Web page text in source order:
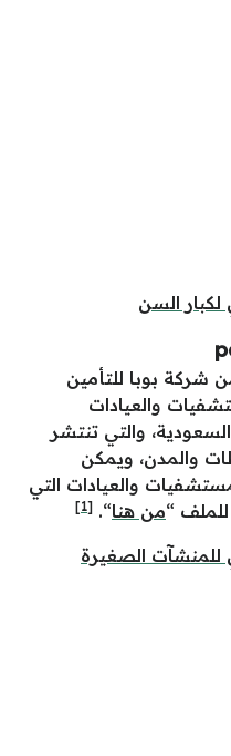
لكبار السن
شركة بوبا للتأمين
والعيادات
والتي تنتشر
والمدن، ويمكن
والعيادات التي
للملف “من هنا“.
[1]
للمنشآت الصغيرة